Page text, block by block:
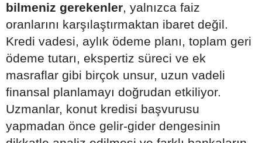
bilmeniz gerekenler, yalnızca faiz
oranlarını karşılaştırmaktan ibaret değil.
Kredi vadesi, aylık ödeme planı, toplam geri
ödeme tutarı, ekspertiz süreci ve ek
masraflar gibi birçok unsur, uzun vadeli
finansal planlamayı doğrudan etkiliyor.
Uzmanlar, konut kredisi başvurusu
yapmadan önce gelir-gider dengesinin